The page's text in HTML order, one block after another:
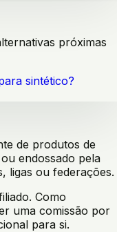
próximas
sintético?
de produtos de
endossado pela
ligas ou federações.
Como
uma comissão por
para si.